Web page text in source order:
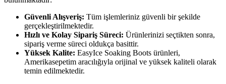
Güvenli Alışveriş: Tüm işlemleriniz güvenli bir şekilde
gerçekleştirilmektedir.
Hızlı ve Kolay Sipariş Süreci: Ürünlerinizi seçtikten sonra,
sipariş verme süreci oldukça basittir.
Yüksek Kalite: EasyIce Soaking Boots ürünleri,
Amerikasepetim aracılığıyla orijinal ve yüksek kaliteli olarak
temin edilmektedir.